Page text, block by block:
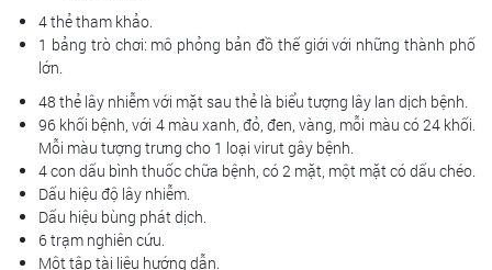
4 thẻ tham khảo.
1 bảng trò chơi: mô phỏng bản đồ thế giới với những thành phố
lớn.
48 thẻ lây nhiễm với mặt sau thẻ là biểu tượng lây lan dịch bệnh.
96 khối bệnh, với 4 màu xanh, đỏ, đen, vàng, mỗi màu có 24 khối.
Mỗi màu tượng trưng cho 1 loại virut gây bệnh.
4 con dấu bình thuốc chữa bệnh, có 2 mặt, một mặt có dấu chéo.
Dấu hiệu độ lây nhiễm.
Dấu hiệu bùng phát dịch.
6 trạm nghiên cứu.
Một tập tài liệu hướng dẫn.